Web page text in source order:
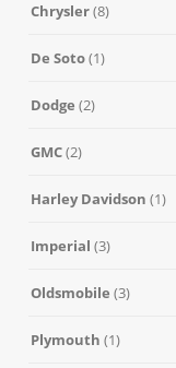
Chrysler(8)
De Soto(1)
Dodge (2)
GMC(2)
Harley Davidson (1)
Imperial (3)
Oldsmobile (3)
Plymouth (1)